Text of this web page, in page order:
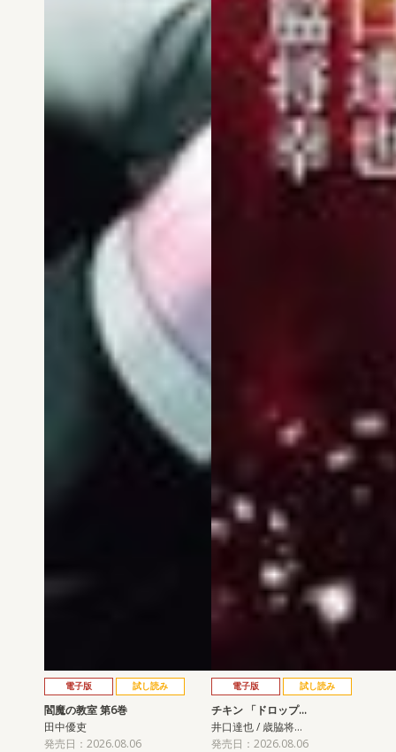
電子版 試し読み
閻魔の教室 第6巻
田中優吏
発売日：2026.08.06
電子版 試し読み
チキン 「ドロップ…
井口達也 / 歳脇将…
発売日：2026.08.06